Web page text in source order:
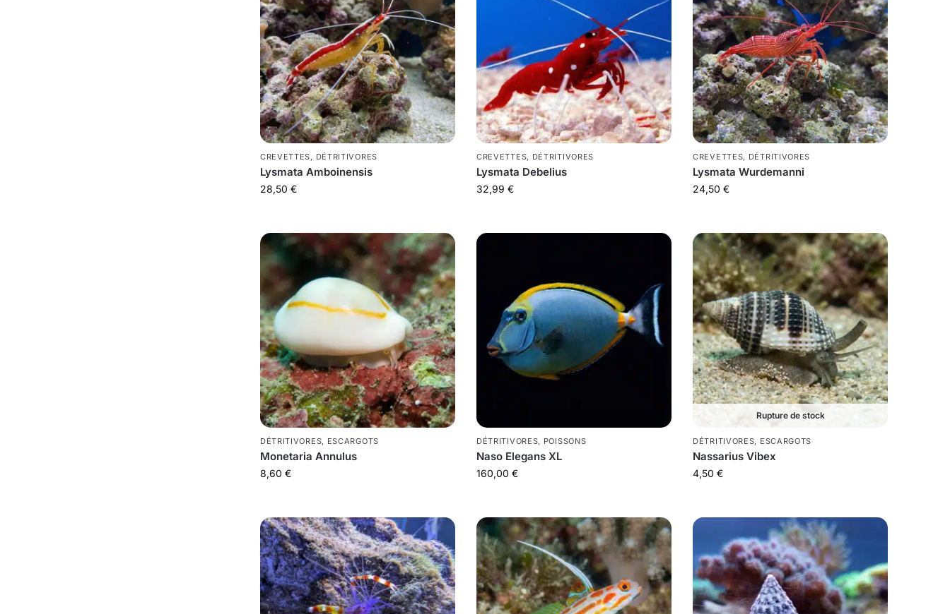
CREVETTES, DÉTRITIVORES
Lysmata Amboinensis
28,50 €
CREVETTES, DÉTRITIVORES
Lysmata Debelius
32,99 €
CREVETTES, DÉTRITIVORES
Lysmata Wurdemanni
24,50€
DÉTRITIVORES, ESCARGOTS
Monetaria Annulus
8,60 €
DÉTRITIVORES, POISSONS
Naso Elegans XL
160,00 €
Rupture de stock
DÉTRITIVORES, ESCARGOTS
Nassarius Vibex
4,50€